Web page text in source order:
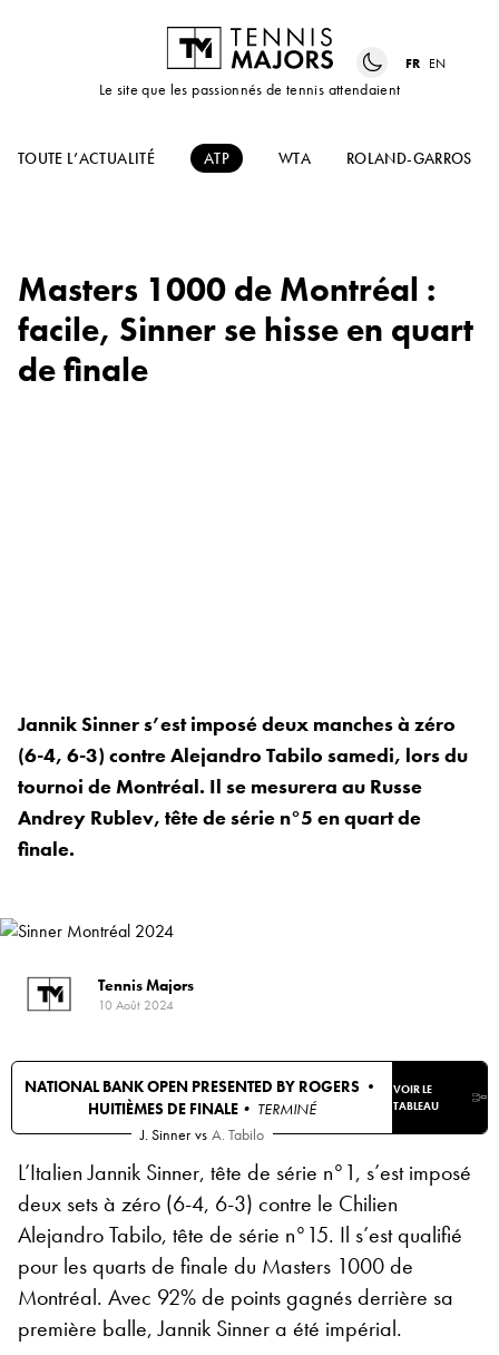
Le site que les passionnés de tennis attendaient
FR EN
TOUTE L’ACTUALITÉ ATP WTA ROLAND-GARROS
Masters 1000 de Montréal :
facile, Sinner se hisse en quart
de finale
Jannik Sinner s’est imposé deux manches à zéro
(6-4, 6-3) contre Alejandro Tabilo samedi, lors du
tournoi de Montréal. Il se mesurera au Russe
Andrey Rublev, tête de série n°5 en quart de
finale.
Tennis Majors
10 Août 2024
NATIONAL BANK OPEN PRESENTED BY ROGERS •
HUITIÈMES DE FINALE• TERMINÉ
VOIR LE
TABLEAU
J. Sinner vs A. Tabilo
L’Italien Jannik Sinner, tête de série n°1, s’est imposé
deux sets à zéro (6-4, 6-3) contre le Chilien
Alejandro Tabilo, tête de série n°15. Il s’est qualifié
pour les quarts de finale du Masters 1000 de
Montréal. Avec 92% de points gagnés derrière sa
première balle, Jannik Sinner a été impérial.